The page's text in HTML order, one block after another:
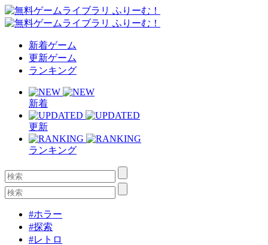
新着ゲーム
更新ゲーム
ランキング
新着
更新
ランキング
#ホラー
#探索
#レトロ